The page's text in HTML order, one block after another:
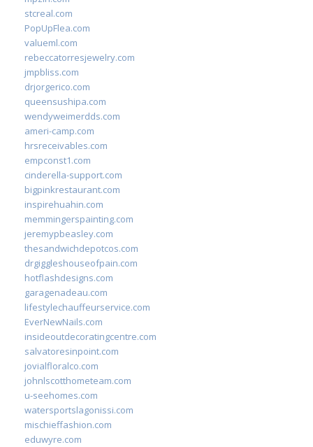
stcreal.com
PopUpFlea.com
valueml.com
rebeccatorresjewelry.com
jmpbliss.com
drjorgerico.com
queensushipa.com
wendyweimerdds.com
ameri-camp.com
hrsreceivables.com
empconst1.com
cinderella-support.com
bigpinkrestaurant.com
inspirehuahin.com
memmingerspainting.com
jeremypbeasley.com
thesandwichdepotcos.com
drgiggleshouseofpain.com
hotflashdesigns.com
garagenadeau.com
lifestylechauffeurservice.com
EverNewNails.com
insideoutdecoratingcentre.com
salvatoresinpoint.com
jovialfloralco.com
johnlscotthometeam.com
u-seehomes.com
watersportslagonissi.com
mischieffashion.com
eduwyre.com